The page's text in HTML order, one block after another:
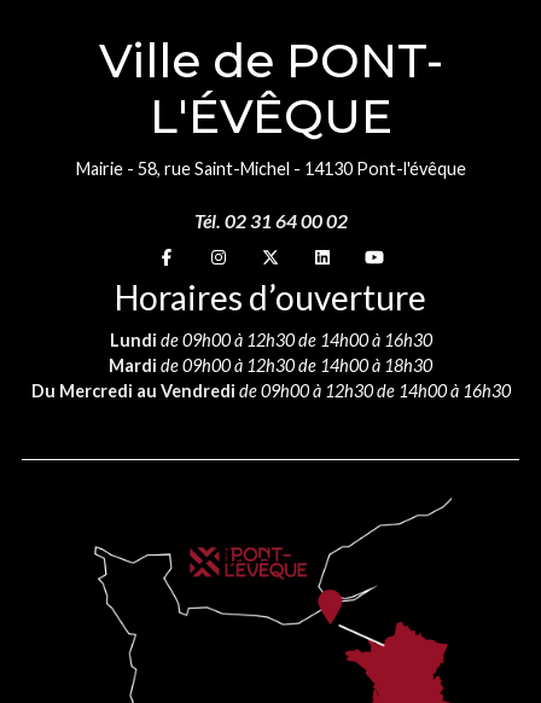
Ville de PONT-
L'ÉVÊQUE
Mairie - 58, rue Saint-Michel - 14130 Pont-l'évêque
Tél. 02 31 64 00 02
Suivez-nous sur
Suivez-nous sur
Suivez-nous sur
Suivez-nous sur
Suivez-nous sur
Horaires d’ouverture
Lundi de 09h00 à 12h30 de 14h00 à 16h30
Mardi de 09h00 à 12h30 de 14h00 à 18h30
Du Mercredi au Vendredi de 09h00 à 12h30 de 14h00 à 16h30